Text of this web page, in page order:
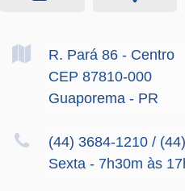
R. Pará 86 - Centro
CEP 87810-000
Guaporema - PR
(44) 3684-1210 /
Sexta - 7h30m às